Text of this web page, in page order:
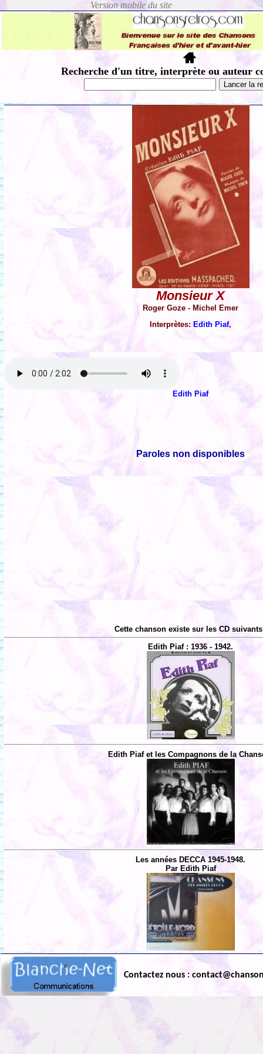
Recherche d'un titre, interprète ou auteur
Monsieur X
Roger Goze - Michel Emer
Interprètes:Edith Piaf,
Edith Piaf
Paroles non disponibles
Cette chanson existe sur les CD
Edith Piaf : 1936 - 1942.
Edith Piaf et les Compagnons de la
Les années DECCA 1945-1948.
Par Edith Piaf
Contactez nous :